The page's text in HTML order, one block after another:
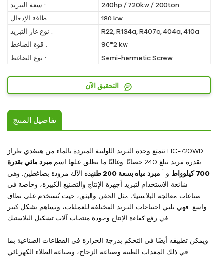
سعة التبريد :
240hp / 720kw / 200ton
طاقة الإدخال :
180 kw
نوع غاز التبريد :
R22, R134a, R407c, 404a, 410a
قوة الضاغط :
90*2 kw
نوع الضاغط :
Semi-hermetic Screw
تفاصيل المنتج
تتمتع وحدة التبريد اللولبية المبردة بالماء من هينغدي طراز HC-720WD
بقدرة تبريد تبلغ 240 حصانًا. وغالبًا ما يطلق عليها اسم
مبرد مائي بقدرة
700 كيلوواط
و أ مبرد مياه بسعة 200 طن
هذه الآلة مزودة بضاغطين. وهي
شائعة الاستخدام لتبريد أجهزة الإنتاج والتصنيع الكبيرة، وخاصة في
صناعات معالجة البلاستيك مثل الحقن والبثق، حيث تُستخدم على نطاق
واسع. فهي تلبي احتياجات التبريد المختلفة للعمليات، وتساهم بشكل كبير
ويمكن تطبيقه أيضًا في التحكم بدرجة الحرارة في القطاعات الصناعية بما
في ذلك المعدات الطبية وصناعة الزجاج، وصناعة الطلاء الكهربائي